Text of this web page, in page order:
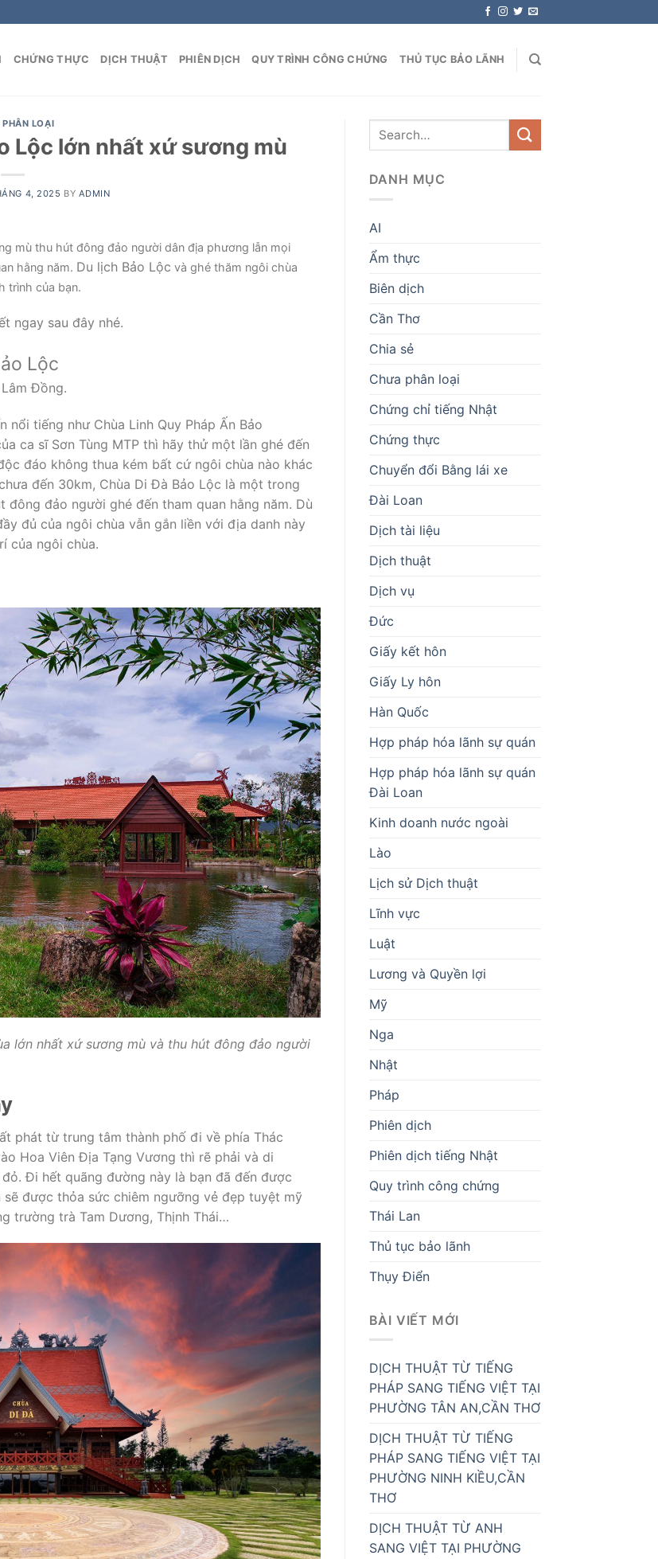
CHỨNG THỰC DỊCH THUẬT PHIÊN DỊCH QUY TRÌNH CÔNG CHỨNG THỦ TỤC BẢO LÃNH
LOẠI
Lộc lớn nhất xứ sương mù
4, 2025 BY ADMIN
mù thu hút đông đảo người dân địa phương lẫn mọi
hằng năm. Du lịch Bảo Lộc và ghé thăm ngôi chùa
trình của bạn.
ngay sau đây nhé.
Lộc
Đồng.
tiếng như Chùa Linh Quy Pháp Ấn Bảo
ca sĩ Sơn Tùng MTP thì hãy thử một lần ghé đến
đáo không thua kém bất cứ ngôi chùa nào khác
đến 30km, Chùa Di Đà Bảo Lộc là một trong
đảo người ghé đến tham quan hằng năm. Dù
đủ của ngôi chùa vẫn gắn liền với địa danh này
của ngôi chùa.
lớn nhất xứ sương mù và thu hút đông đảo người
phát từ trung tâm thành phố đi về phía Thác
Hoa Viên Địa Tạng Vương thì rẽ phải và di
Đi hết quãng đường này là bạn đã đến được
được thỏa sức chiêm ngưỡng vẻ đẹp tuyệt mỹ
trường trà Tam Dương, Thịnh Thái…
DANH MỤC
AI
Ẩm thực
Biên dịch
Cần Thơ
Chia sẻ
Chưa phân loại
Chứng chỉ tiếng Nhật
Chứng thực
Chuyển đổi Bằng lái xe
Đài Loan
Dịch tài liệu
Dịch thuật
Dịch vụ
Đức
Giấy kết hôn
Giấy Ly hôn
Hàn Quốc
Hợp pháp hóa lãnh sự quán
Hợp pháp hóa lãnh sự quán
Đài Loan
Kinh doanh nước ngoài
Lào
Lịch sử Dịch thuật
Lĩnh vực
Luật
Lương và Quyền lợi
Mỹ
Nga
Nhật
Pháp
Phiên dịch
Phiên dịch tiếng Nhật
Quy trình công chứng
Thái Lan
Thủ tục bảo lãnh
Thụy Điển
BÀI VIẾT MỚI
DỊCH THUẬT TỪ TIẾNG
PHÁP SANG TIẾNG VIỆT TẠI
PHƯỜNG TÂN AN,CẦN THƠ
DỊCH THUẬT TỪ TIẾNG
PHÁP SANG TIẾNG VIỆT TẠI
PHƯỜNG NINH KIỀU,CẦN
THƠ
DỊCH THUẬT TỪ ANH
SANG VIỆT TẠI PHƯỜNG